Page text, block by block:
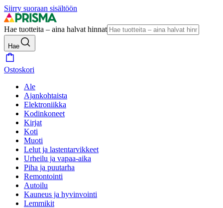
Siirry suoraan sisältöön
Hae tuotteita – aina halvat hinnat
Hae
Ostoskori
Ale
Ajankohtaista
Elektroniikka
Kodinkoneet
Kirjat
Koti
Muoti
Lelut ja lastentarvikkeet
Urheilu ja vapaa-aika
Piha ja puutarha
Remontointi
Autoilu
Kauneus ja hyvinvointi
Lemmikit